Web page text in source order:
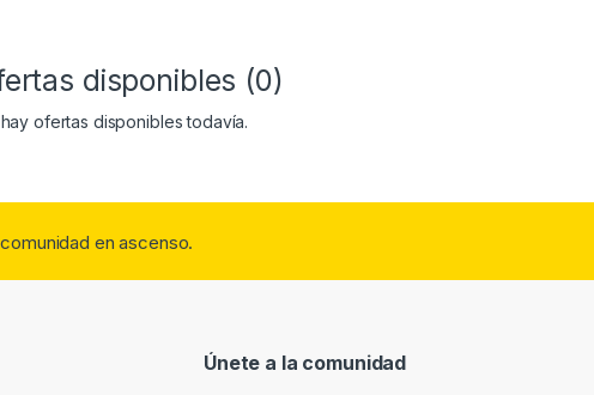
disponibles (0)
ofertas disponibles todavía.
en ascenso.
Únete a la comunidad